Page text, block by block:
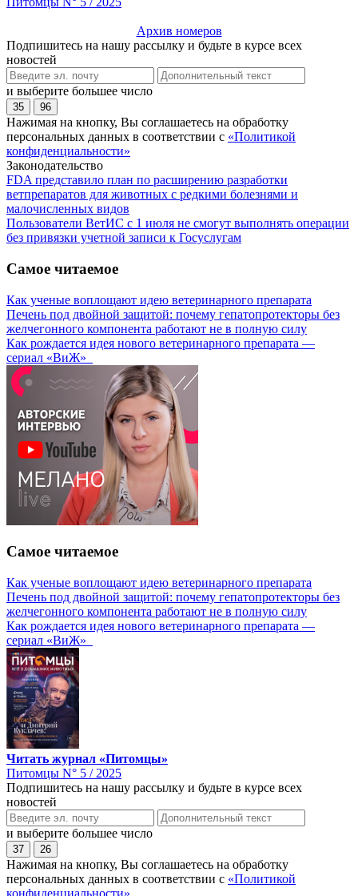
Архив номеров
Подпишитесь на нашу рассылку и будьте в курсе всех
новостей
и выберите большее число
35 96
Нажимая на кнопку, Вы соглашаетесь на обработку
персональных данных в соответствии с «Политикой
конфиденциальности»
Законодательство
FDA представило план по расширению разработки
ветпрепаратов для животных с редкими болезнями и
малочисленных видов
Пользователи ВетИС с 1 июля не смогут выполнять операции
без привязки учетной записи к Госуслугам
Самое читаемое
Как ученые воплощают идею ветеринарного препарата
Печень под двойной защитой: почему гепатопротекторы без
желчегонного компонента работают не в полную силу
Как рождается идея нового ветеринарного препарата —
сериал «ВиЖ»
Самое читаемое
Как ученые воплощают идею ветеринарного препарата
Печень под двойной защитой: почему гепатопротекторы без
желчегонного компонента работают не в полную силу
Как рождается идея нового ветеринарного препарата —
сериал «ВиЖ»
Читать журнал «Питомцы»
Питомцы N° 5 / 2025
Подпишитесь на нашу рассылку и будьте в курсе всех
новостей
и выберите большее число
37 26
Нажимая на кнопку, Вы соглашаетесь на обработку
персональных данных в соответствии с «Политикой
конфиденциальности»